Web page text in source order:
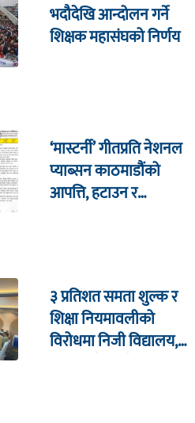
भदौदेखि आन्दोलन गर्ने
शिक्षक महासंघको निर्णय
‘मास्टर्नी’ गीतप्रति नेशनल
प्याब्सन काठमाडौंको
आपत्ति, हटाउन र
३ प्रतिशत समता शुल्क र
शिक्षा नियमावलीको
विरोधमा निजी विद्यालय,